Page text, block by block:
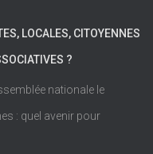
LOCALES, CITOYENNES
?
nationale le
: quel avenir pour